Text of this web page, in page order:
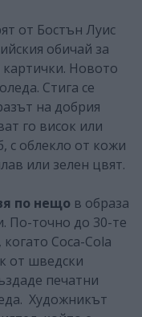
от Бостън Луис
обичай за
Новото
Стига се
на добрия
го висок или
с облекло от кожи
или зелен цвят.
по нещо в образа
По-точно до 30-те
Coca-Cola
от шведски
печатни
Художникът